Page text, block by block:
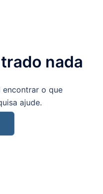
nada
encontrar o que
ajude.